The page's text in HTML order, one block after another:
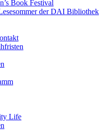
Book Festival
der DAI Bibliothek
Life